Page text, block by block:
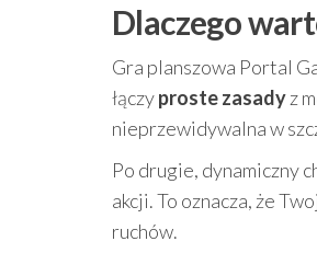
Dlaczego
Gra planszowa Portal
łączyproste zasadyz
nieprzewidywalna w
Po drugie, dynamiczny
akcji. To oznacza, że
ruchów.